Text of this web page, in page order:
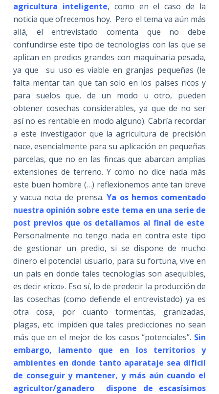
agricultura inteligente, como en el caso de la
noticia que ofrecemos hoy. Pero el tema va aún más
allá, el entrevistado comenta que no debe
confundirse este tipo de tecnologías con las que se
aplican en predios grandes con maquinaria pesada,
ya que su uso es viable en granjas pequeñas (le
falta mentar tan que tan solo en los países ricos y
para suelos que, de un modo u otro, pueden
obtener cosechas considerables, ya que de no ser
así no es rentable en modo alguno). Cabría recordar
a este investigador que la agricultura de precisión
nace, esencialmente para su aplicación en pequeñas
parcelas, que no en las fincas que abarcan amplias
extensiones de terreno. Y como no dice nada más
este buen hombre (…) reflexionemos ante tan breve
y vacua nota de prensa.Ya os hemos comentado
nuestra opinión sobre este tema en una serie de
post previos que os detallamos al final de este.
Personalmente no tengo nada en contra este tipo
de gestionar un predio, si se dispone de mucho
dinero el potencial usuario, para su fortuna, vive en
un país en donde tales tecnologías son asequibles,
es decir «rico». Eso sí, lo de predecir la producción de
las cosechas (como defiende el entrevistado) ya es
otra cosa, por cuanto tormentas, granizadas,
plagas, etc. impiden que tales predicciones no sean
más que en el mejor de los casos “potenciales”. Sin
embargo, lamento que en los territorios y
ambientes en donde tanto aparataje sea difícil
de conseguir y mantener, y más aún cuando el
agricultor/ganadero dispone de escasísimos